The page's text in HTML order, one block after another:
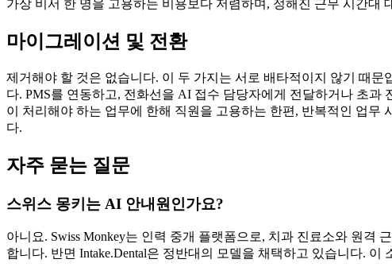
가상 비서 한 명을 고용하는 비용보다 저렴하며, 정해진 근무 시간대
마이그레이션 및 전환
제거해야 할 것은 없습니다. 이 두 가지는 서로 배타적이지 않기 때문
다. PMS를 연동하고, 전화선을 AI 접수 담당자에게 전달하거나 초
이 처리해야 하는 업무에 한해 직원을 고용하는 한편, 반복적인 업
다.
자주 묻는 질문
스위스 몽키는 AI 안내원인가요?
아니요. Swiss Monkey는 인력 중개 플랫폼으로, 치과 진료소와 원격
합니다. 반면 Intake.Dental은 정반대의 모델을 채택하고 있습니다.